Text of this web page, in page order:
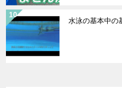
水泳の基本中の